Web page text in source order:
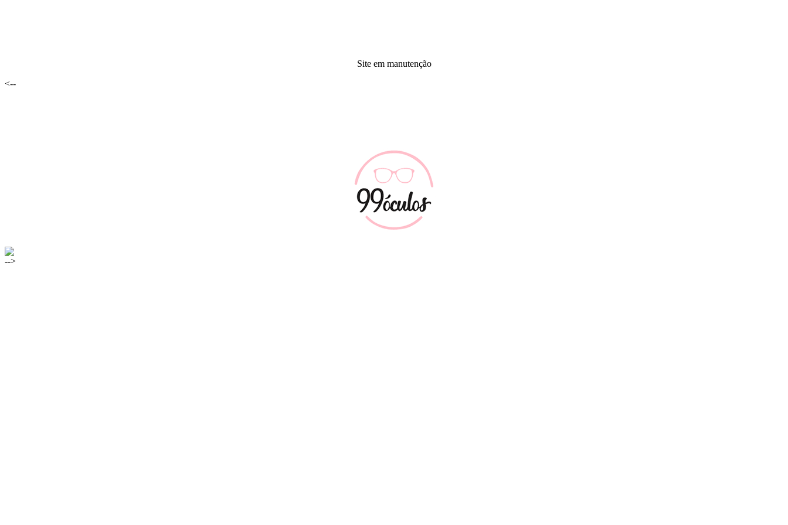
Site em manutenção
<--
-->